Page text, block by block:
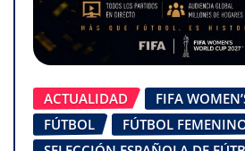
ACTUALIDAD
FIFA
FÚTBOL
FÚTBOL